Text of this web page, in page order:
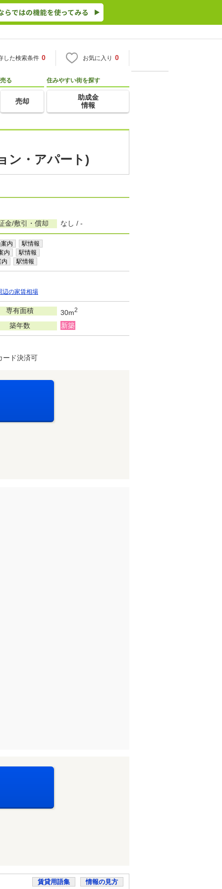
した検索条件 0 お気に入り 0
売る
売却
住みやすい街を探す
助成金
情報
ン・アパート)
金/敷引・償却 なし / -
内
駅情報
内
駅情報
内
駅情報
辺の家賃相場
専有面積 30m2
築年数 新築
ード決済可
賃貸用語集 情報の見方